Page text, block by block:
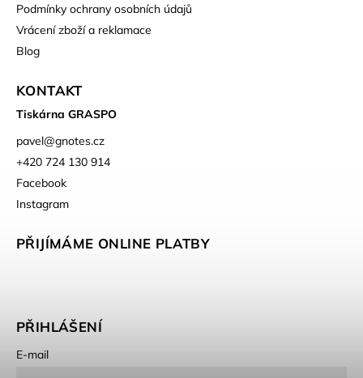
Podmínky ochrany osobních údajů
Vrácení zboží a reklamace
Blog
KONTAKT
Tiskárna GRASPO
pavel@gnotes.cz
+420 724 130 914
Facebook
Instagram
PŘIJÍMÁME ONLINE PLATBY
PŘIHLÁŠENÍ
E-mail